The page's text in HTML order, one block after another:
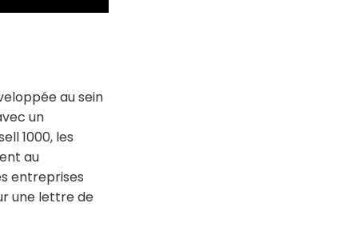
au sein
un
1000, les
au
entreprises
une lettre de